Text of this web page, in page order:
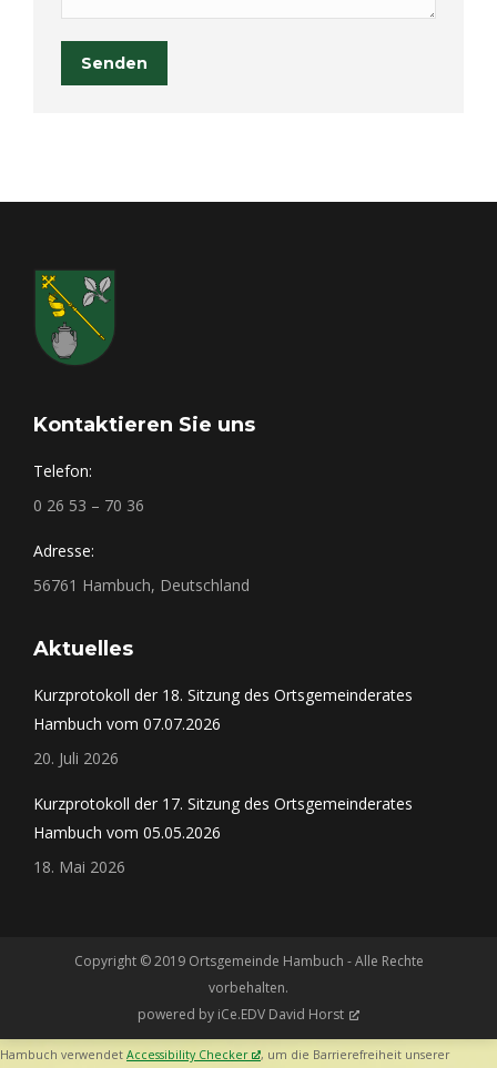
Senden
Kontaktieren Sie uns
Telefon:
0 26 53 – 70 36
Adresse:
56761 Hambuch, Deutschland
Aktuelles
Kurzprotokoll der 18. Sitzung des Ortsgemeinderates
Hambuch vom 07.07.2026
20. Juli 2026
Kurzprotokoll der 17. Sitzung des Ortsgemeinderates
Hambuch vom 05.05.2026
18. Mai 2026
Copyright © 2019 Ortsgemeinde Hambuch - Alle Rechte
vorbehalten.
powered by iCe.EDV David Horst
Hambuch verwendet Accessibility Checker , um die Barrierefreiheit unserer